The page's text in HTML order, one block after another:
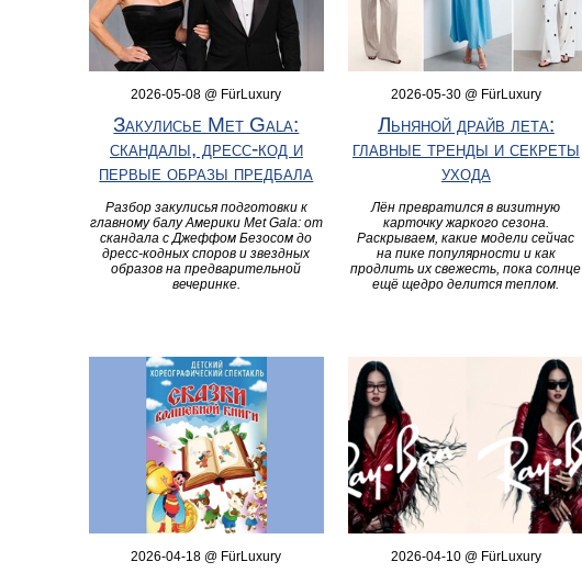
2026-05-08 @ FürLuxury
Закулисье Met Gala:
скандалы, дресс-код и
первые образы предбала
Разбор закулисья подготовки к
главному балу Америки Met Gala: от
скандала с Джеффом Безосом до
дресс-кодных споров и звездных
образов на предварительной
вечеринке.
2026-05-30 @ FürLuxury
Льняной драйв лета:
главные тренды и секреты
ухода
Лён превратился в визитную
карточку жаркого сезона.
Раскрываем, какие модели сейчас
на пике популярности и как
продлить их свежесть, пока солнце
ещё щедро делится теплом.
2026-04-18 @ FürLuxury 2026-04-10 @ FürLuxury